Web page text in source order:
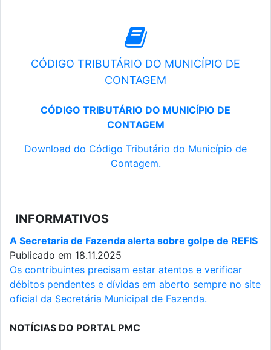
CÓDIGO TRIBUTÁRIO DO MUNICÍPIO DE
CONTAGEM
CÓDIGO TRIBUTÁRIO DO MUNICÍPIO DE
CONTAGEM
Download do Código Tributário do Município de
Contagem.
INFORMATIVOS
A Secretaria de Fazenda alerta sobre golpe de REFIS
Publicado em 18.11.2025
Os contribuintes precisam estar atentos e verificar
débitos pendentes e dívidas em aberto sempre no site
oficial da Secretária Municipal de Fazenda.
NOTÍCIAS DO PORTAL PMC